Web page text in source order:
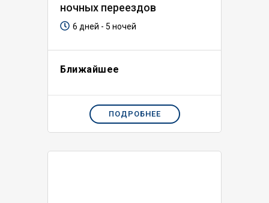
ночных переездов
6 дней - 5 ночей
Ближайшее
ПОДРОБНЕЕ